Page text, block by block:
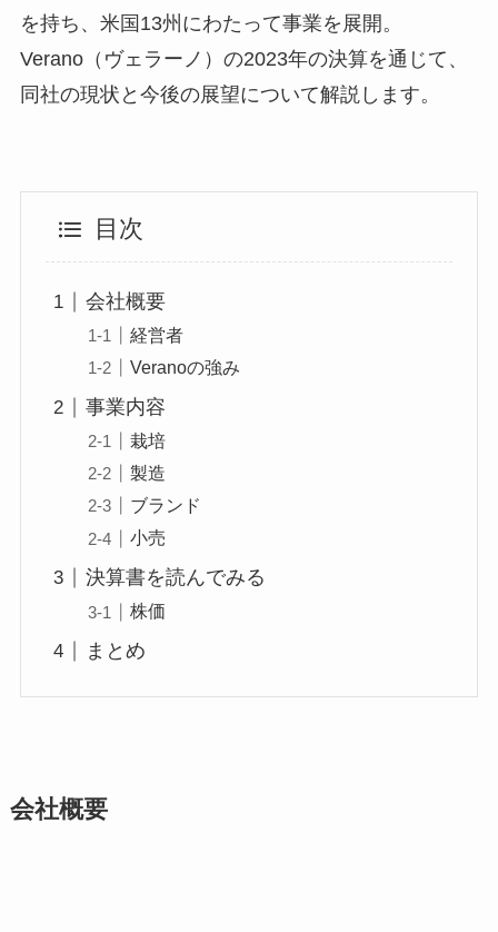
を持ち、米国13州にわたって事業を展開。
Verano（ヴェラーノ）の2023年の決算を通じて、
同社の現状と今後の展望について解説します。
目次
会社概要
経営者
Veranoの強み
事業内容
栽培
製造
ブランド
小売
決算書を読んでみる
株価
まとめ
会社概要